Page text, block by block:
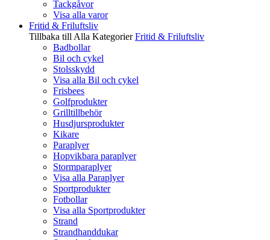
Tackgåvor
Visa alla varor
Fritid & Friluftsliv
Tillbaka till Alla Kategorier Fritid & Friluftsliv
Badbollar
Bil och cykel
Stolsskydd
Visa alla Bil och cykel
Frisbees
Golfprodukter
Grilltillbehör
Husdjursprodukter
Kikare
Paraplyer
Hopvikbara paraplyer
Stormparaplyer
Visa alla Paraplyer
Sportprodukter
Fotbollar
Visa alla Sportprodukter
Strand
Strandhanddukar